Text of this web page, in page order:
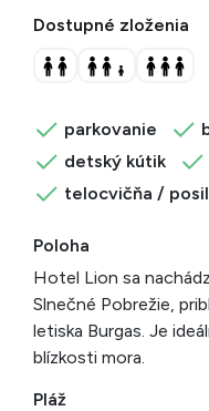
Dostupné zloženia
parkovanie
detský kútik
telocvičňa /
Poloha
Hotel Lion sa
Slnečné Pobrežie,
letiska Burgas. Je
blízkosti mora.
Pláž